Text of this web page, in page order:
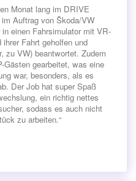
Monat lang im DRIVE
Auftrag von Škoda/VW
einen Fahrsimulator mit VR-
Fahrt geholfen und
zu VW) beantwortet. Zudem
Gästen gearbeitet, was eine
war, besonders, als es
Der Job hat super Spaß
ein richtig nettes
sodass es auch nicht
zu arbeiten.“